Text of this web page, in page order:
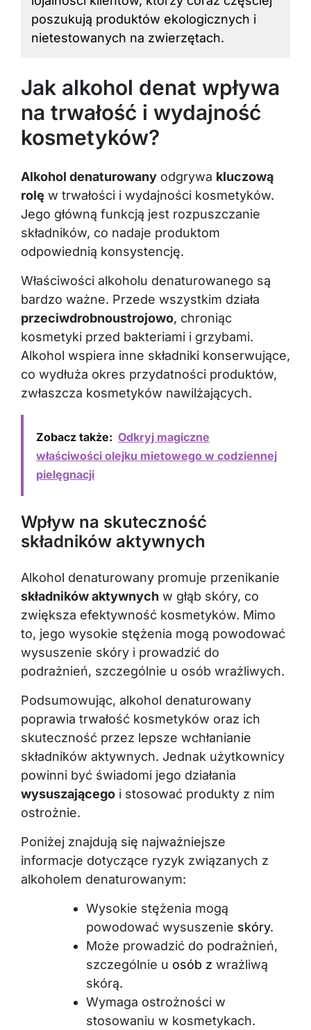
poszukują produktów ekologicznych i
nietestowanych na zwierzętach.
Jak alkohol denat wpływa
na trwałość i wydajność
kosmetyków?
rolę w trwałości i wydajności kosmetyków.
Jego główną funkcją jest rozpuszczanie
składników, co nadaje produktom
odpowiednią konsystencję.
Właściwości alkoholu denaturowanego są
bardzo ważne. Przede wszystkim działa
przeciwdrobnoustrojowo , chroniąc
kosmetyki przed bakteriami i grzybami.
Alkohol wspiera inne składniki konserwujące,
co wydłuża okres przydatności produktów,
zwłaszcza kosmetyków nawilżających.
właściwości olejku mietowego w codziennej
pielęgnacji
Wpływ na skuteczność
składników aktywnych
Alkohol denaturowany promuje przenikanie
składników aktywnychw głąb skóry, co
zwiększa efektywność kosmetyków. Mimo
to, jego wysokie stężenia mogą powodować
wysuszenie skóry i prowadzić do
podrażnień, szczególnie u osób wrażliwych.
Podsumowując, alkohol denaturowany
poprawia trwałość kosmetyków oraz ich
skuteczność przez lepsze wchłanianie
składników aktywnych. Jednak użytkownicy
powinni być świadomi jego działania
wysuszającego
i stosować produkty z nim
ostrożnie.
Poniżej znajdują się najważniejsze
informacje dotyczące ryzyk związanych z
alkoholem denaturowanym:
Wysokie stężenia mogą
powodować wysuszenie
skóry
Może prowadzić do podrażnień,
szczególnie u
osób z wrażliwą
skórą.
Wymaga ostrożności w
stosowaniu w kosmetykach.